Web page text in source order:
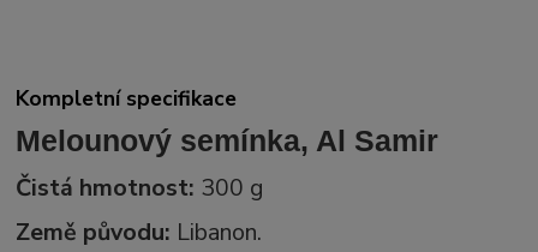
Kompletní specifikace
Melounový semínka, Al Samir
Čistá hmotnost: 300 g
Země původu: Libanon.